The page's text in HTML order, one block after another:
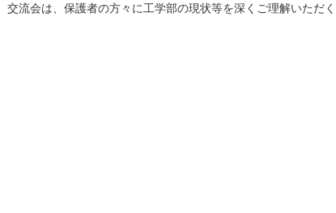
流会は、保護者の方々に工学部の現状等を深くご理解いただく